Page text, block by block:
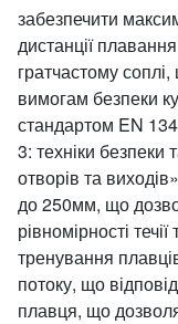
забезпечити
дистанції
гратчастому
вимогам безпеки
стандартом EN
3: техніки
отворів та
до 250мм, що
рівномірності
тренування
потоку, що
плавця, що